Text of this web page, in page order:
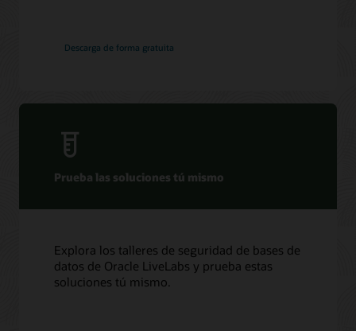
Descarga de forma gratuita
Prueba las soluciones tú mismo
Explora los talleres de seguridad de bases de
datos de Oracle LiveLabs y prueba estas
soluciones tú mismo.